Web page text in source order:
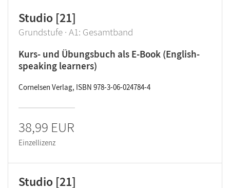
Studio [21]
Grundstufe · A1: Gesamtband
Kurs- und Übungsbuch als E-Book (English-
speaking learners)
Cornelsen Verlag, ISBN 978-3-06-024784-4
38,99 EUR
Einzellizenz
Studio [21]